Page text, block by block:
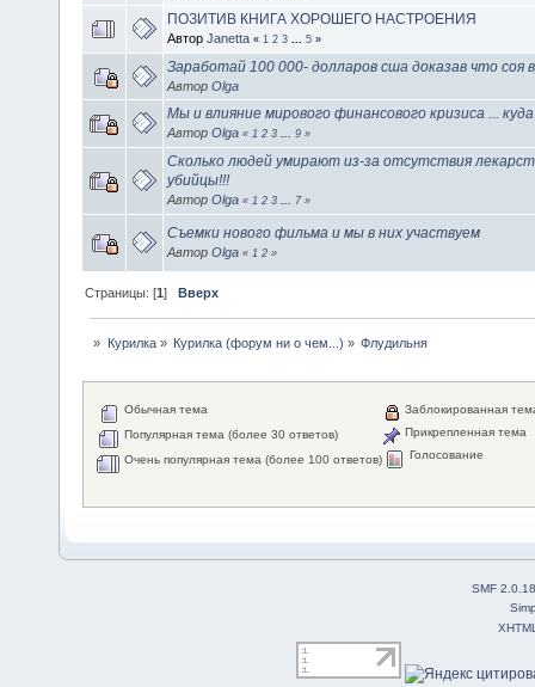
ПОЗИТИВ КНИГА ХОРОШЕГО НАСТРОЕНИЯ
Автор Janetta « 1 2 3 5 »
Заработай 100 000- долларов сша доказав что соя
Автор Olga
Мы и влияние мирового финансового кризиса ...
Автор Olga « 1 2 3 9 »
Сколько людей умирают из-за отсутствия
убийцы!!!
Автор Olga « 1 2 3 7»
Съемки нового фильма и мы в них участвуем
Автор Olga « 1 2 »
Страницы: [1]Вверх
» Курилка» Курилка (форум ни о чем...) » Флудильня
Обычная тема
Популярная тема (более 30 ответов)
Очень популярная тема (более 100 ответов)
Заблокированная
Прикрепленная тема
Голосование
SMF 2.0.18